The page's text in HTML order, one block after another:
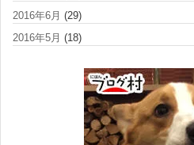
2016年6月 (29)
2016年5月 (18)